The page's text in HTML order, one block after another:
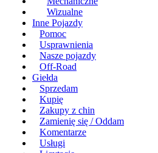
Wizualne
Inne Pojazdy
Pomoc
Usprawnienia
Nasze pojazdy
Off-Road
Giełda
Sprzedam
Kupię
Zakupy z chin
Zamienię się / Oddam
Komentarze
Usługi